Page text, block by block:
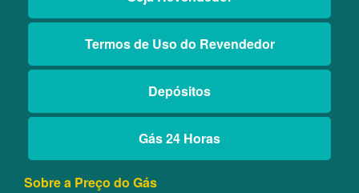
Termos de Uso do Revendedor
Depósitos
Gás 24 Horas
Sobre a Preço do Gás